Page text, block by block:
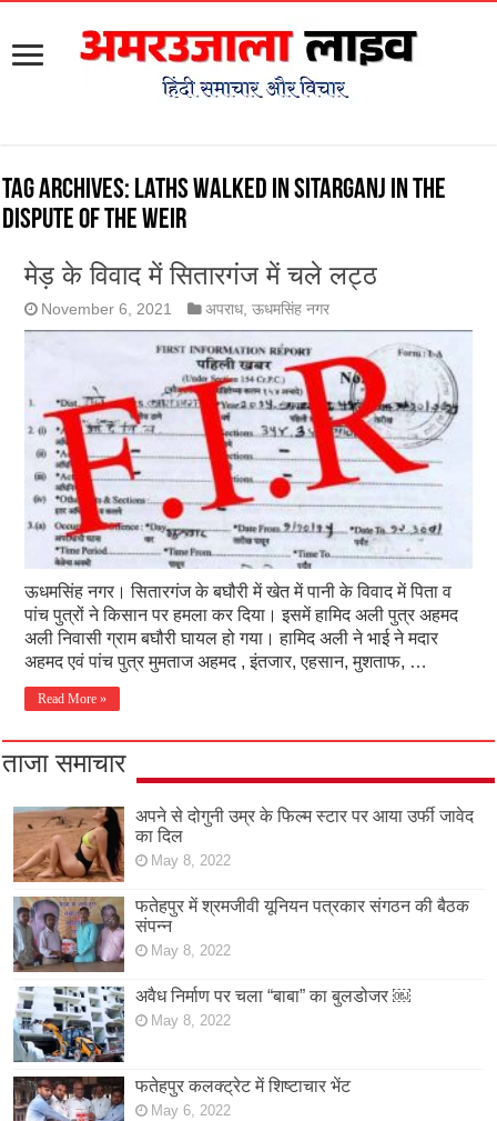
Tag Archives: Laths walked in Sitarganj in the
dispute of the weir
मेड़ के विवाद में सितारगंज में चले लट्ठ
November 6, 2021 अपराध,ऊधमसिंह नगर
ऊधमसिंह नगर। सितारगंज के बघौरी में खेत में पानी के विवाद में पिता व
पांच पुत्रों ने किसान पर हमला कर दिया। इसमें हामिद अली पुत्र अहमद
अली निवासी ग्राम बघौरी घायल हो गया। हामिद अली ने भाई ने मदार
अहमद एवं पांच पुत्र मुमताज अहमद , इंतजार, एहसान, मुशताफ, …
Read More »
ताजा समाचार
अपने से दोगुनी उम्र के फिल्म स्टार पर आया उर्फी जावेद
का दिल
May 8, 2022
फतेहपुर में श्रमजीवी यूनियन पत्रकार संगठन की बैठक
संपन्न
May 8, 2022
अवैध निर्माण पर चला “बाबा” का बुलडोजर ￼
May 8, 2022
फतेहपुर कलक्ट्रेट में शिष्टाचार भेंट
May 6, 2022